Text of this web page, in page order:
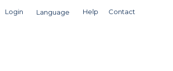
Login Language Help Contact